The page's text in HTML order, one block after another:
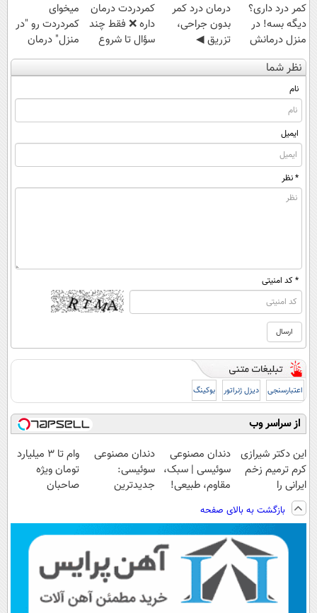
کمر درد داری؟
دیگه بسه! در
منزل درمانش
کن
(◀پرسش‌نامه)
درمان درد کمر
بدون جراحی،
تزریق ◀
پرسش‌نامه رو پر
کن ▶
‌کمردردت درمان
داره ❌ فقط چند
سؤال تا شروع
بهبودی فاصله‌
داری!
میخوای
کمردردت رو "در
منزل" درمان
کنی؟ (◂فیلم +
◂پرسش‌نامه)
نظر شما
نام
ایمیل
* نظر
* کد امنیتی
اعتبارسنجی دیزل ژنراتور بوکینگ
از سراسر وب
این دکتر شیرازی
کرم ترمیم زخم
ایرانی را
ساخت!!!
دندان مصنوعی
سوئیسی | سبک،
مقاوم، طبیعی!
رایگان+پرداخت
اقساطی😍
دندان مصنوعی
سوئیسی:
جدیدترین
پرداخت قسطی
وام تا ۳ میلیارد
تومان ویژه
صاحبان
بازگشت به بالای صفحه